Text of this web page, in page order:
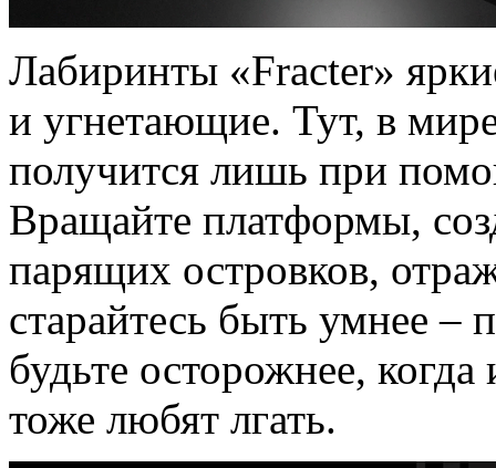
Лабиринты «Fracter»
и угнетающие. Тут, в
получится лишь при
Вращайте платформы,
парящих островков,
старайтесь быть умнее –
будьте осторожнее, когда
тоже любят лгать.